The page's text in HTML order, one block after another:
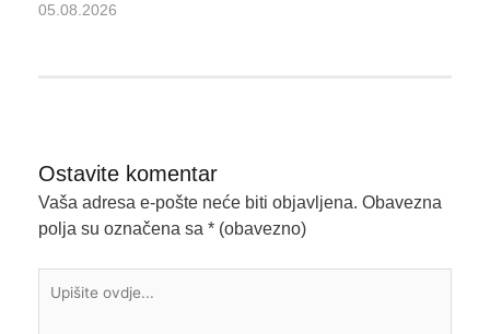
05.08.2026
Ostavite komentar
Vaša adresa e-pošte neće biti objavljena. Obavezna
polja su označena sa * (obavezno)
ovdje...